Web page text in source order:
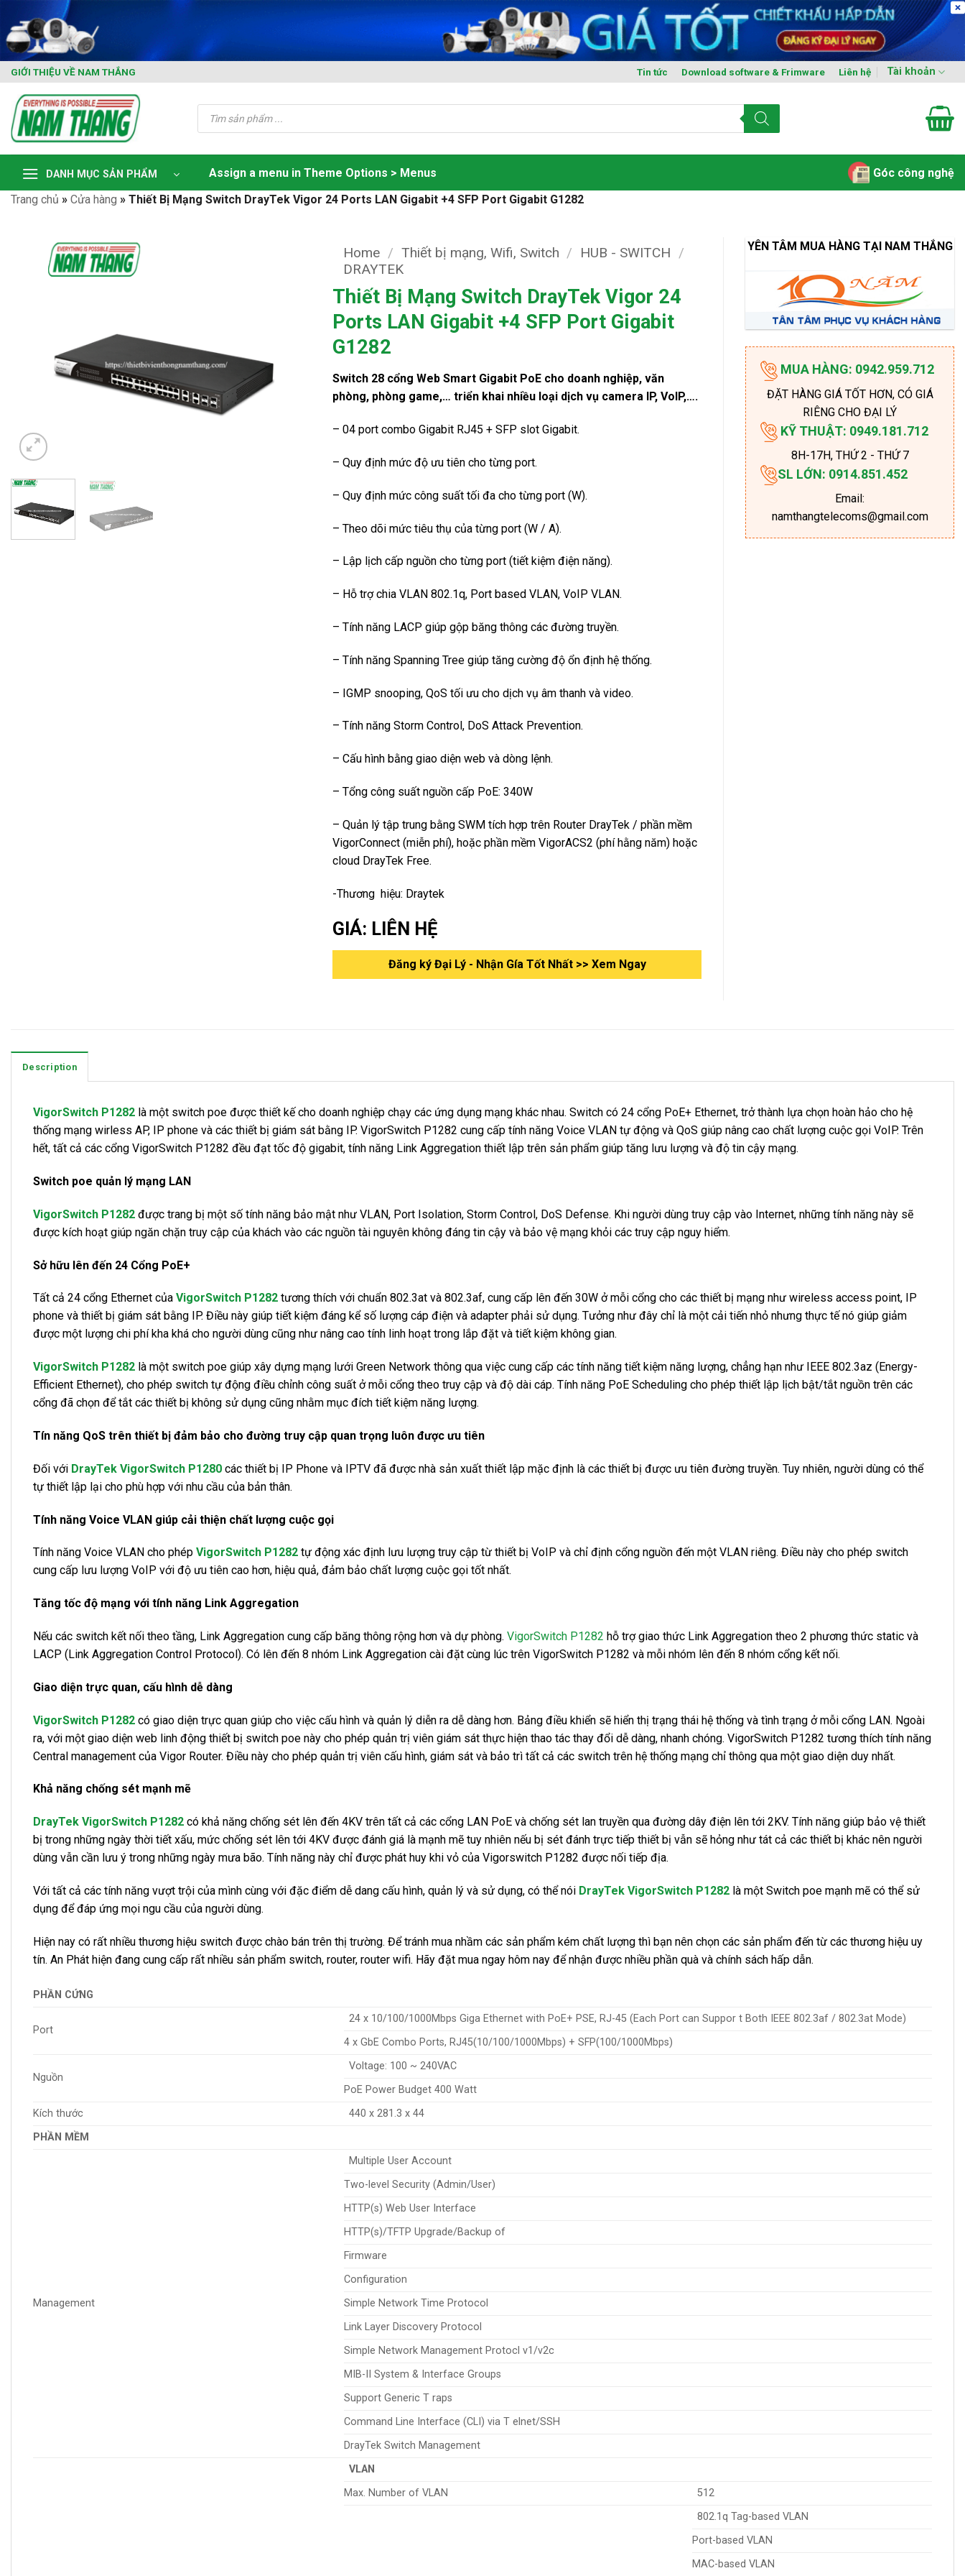
content
GIỚI THIỆU VỀ NAM THẮNG Tin tức Download software & Frimware Liên hệ Tài khoản
Tìm
kiếm
phẩm
DANH MỤC SẢN PHẨM Assign a menu in Theme Options > Menus
Góc công nghệ
Trang chủ » Cửa hàng » Thiết Bị Mạng Switch DrayTek Vigor 24 Ports LAN Gigabit +4 SFP Port Gigabit G1282
Home / Thiết bị mạng, Wifi, Switch / HUB - SWITCH /
DRAYTEK
Thiết Bị Mạng Switch DrayTek Vigor 24
Ports LAN Gigabit +4 SFP Port Gigabit
G1282
Switch 28 cổng Web Smart Gigabit PoE cho doanh nghiệp, văn
phòng, phòng game,… triển khai nhiều loại dịch vụ camera IP, VoIP,….
– 04 port combo Gigabit RJ45 + SFP slot Gigabit.
– Quy định mức độ ưu tiên cho từng port.
– Quy định mức công suất tối đa cho từng port (W).
– Theo dõi mức tiêu thụ của từng port (W / A).
– Lập lịch cấp nguồn cho từng port (tiết kiệm điện năng).
– Hỗ trợ chia VLAN 802.1q, Port based VLAN, VoIP VLAN.
– Tính năng LACP giúp gộp băng thông các đường truyền.
– Tính năng Spanning Tree giúp tăng cường độ ổn định hệ thống.
– IGMP snooping, QoS tối ưu cho dịch vụ âm thanh và video.
– Tính năng Storm Control, DoS Attack Prevention.
– Cấu hình bằng giao diện web và dòng lệnh.
– Tổng công suất nguồn cấp PoE: 340W
– Quản lý tập trung bằng SWM tích hợp trên Router DrayTek / phần mềm
VigorConnect (miễn phí), hoặc phần mềm VigorACS2 (phí hằng năm) hoặc
cloud DrayTek Free.
-Thương hiệu: Draytek
GIÁ: LIÊN HỆ
Đăng ký Đại Lý - Nhận Gía Tốt Nhất >> Xem Ngay
YÊN TÂM MUA HÀNG TẠI NAM THẮNG
MUA HÀNG: 0942.959.712
ĐẶT HÀNG GIÁ TỐT HƠN, CÓ GIÁ
RIÊNG CHO ĐẠI LÝ
KỸ THUẬT: 0949.181.712
8H-17H, THỨ 2 - THỨ 7
SL LỚN: 0914.851.452
Email:
namthangtelecoms@gmail.com
Description
VigorSwitch P1282 là một switch poe được thiết kế cho doanh nghiệp chạy các ứng dụng mạng khác nhau. Switch có 24 cổng PoE+ Ethernet, trở thành lựa chọn hoàn hảo cho hệ
thống mạng wirless AP, IP phone và các thiết bị giám sát bằng IP. VigorSwitch P1282 cung cấp tính năng Voice VLAN tự động và QoS giúp nâng cao chất lượng cuộc gọi VoIP. Trên
hết, tất cả các cổng VigorSwitch P1282 đều đạt tốc độ gigabit, tính năng Link Aggregation thiết lập trên sản phẩm giúp tăng lưu lượng và độ tin cậy mạng.
Switch poe quản lý mạng LAN
VigorSwitch P1282 được trang bị một số tính năng bảo mật như VLAN, Port Isolation, Storm Control, DoS Defense. Khi người dùng truy cập vào Internet, những tính năng này sẽ
được kích hoạt giúp ngăn chặn truy cập của khách vào các nguồn tài nguyên không đáng tin cậy và bảo vệ mạng khỏi các truy cập nguy hiểm.
Sở hữu lên đến 24 Cổng PoE+
Tất cả 24 cổng Ethernet của VigorSwitch P1282 tương thích với chuẩn 802.3at và 802.3af, cung cấp lên đến 30W ở mỗi cổng cho các thiết bị mạng như wireless access point, IP
phone và thiết bị giám sát bằng IP. Điều này giúp tiết kiệm đáng kể số lượng cáp điện và adapter phải sử dụng. Tưởng như đây chỉ là một cải tiến nhỏ nhưng thực tế nó giúp giảm
được một lượng chi phí kha khá cho người dùng cũng như nâng cao tính linh hoạt trong lắp đặt và tiết kiệm không gian.
VigorSwitch P1282 là một switch poe giúp xây dựng mạng lưới Green Network thông qua việc cung cấp các tính năng tiết kiệm năng lượng, chẳng hạn như IEEE 802.3az (Energy-
Efficient Ethernet), cho phép switch tự động điều chỉnh công suất ở mỗi cổng theo truy cập và độ dài cáp. Tính năng PoE Scheduling cho phép thiết lập lịch bật/tắt nguồn trên các
cổng đã chọn để tắt các thiết bị không sử dụng cũng nhằm mục đích tiết kiệm năng lượng.
Tín năng QoS trên thiết bị đảm bảo cho đường truy cập quan trọng luôn được ưu tiên
Đối với DrayTek VigorSwitch P1280 các thiết bị IP Phone và IPTV đã được nhà sản xuất thiết lập mặc định là các thiết bị được ưu tiên đường truyền. Tuy nhiên, người dùng có thể
tự thiết lập lại cho phù hợp với nhu cầu của bản thân.
Tính năng Voice VLAN giúp cải thiện chất lượng cuộc gọi
Tính năng Voice VLAN cho phép VigorSwitch P1282 tự động xác định lưu lượng truy cập từ thiết bị VoIP và chỉ định cổng nguồn đến một VLAN riêng. Điều này cho phép switch
cung cấp lưu lượng VoIP với độ ưu tiên cao hơn, hiệu quả, đảm bảo chất lượng cuộc gọi tốt nhất.
Tăng tốc độ mạng với tính năng Link Aggregation
Nếu các switch kết nối theo tầng, Link Aggregation cung cấp băng thông rộng hơn và dự phòng. VigorSwitch P1282 hỗ trợ giao thức Link Aggregation theo 2 phương thức static và
LACP (Link Aggregation Control Protocol). Có lên đến 8 nhóm Link Aggregation cài đặt cùng lúc trên VigorSwitch P1282 và mỗi nhóm lên đến 8 nhóm cổng kết nối.
Giao diện trực quan, cấu hình dễ dàng
VigorSwitch P1282 có giao diện trực quan giúp cho việc cấu hình và quản lý diễn ra dễ dàng hơn. Bảng điều khiển sẽ hiển thị trạng thái hệ thống và tình trạng ở mỗi cổng LAN. Ngoài
ra, với một giao diện web linh động thiết bị switch poe này cho phép quản trị viên giám sát thực hiện thao tác thay đổi dễ dàng, nhanh chóng. VigorSwitch P1282 tương thích tính năng
Central management của Vigor Router. Điều này cho phép quản trị viên cấu hình, giám sát và bảo trì tất cả các switch trên hệ thống mạng chỉ thông qua một giao diện duy nhất.
Khả năng chống sét mạnh mẽ
DrayTek VigorSwitch P1282 có khả năng chống sét lên đến 4KV trên tất cả các cổng LAN PoE và chống sét lan truyền qua đường dây điện lên tới 2KV. Tính năng giúp bảo vệ thiết
bị trong những ngày thời tiết xấu, mức chống sét lên tới 4KV được đánh giá là mạnh mẽ tuy nhiên nếu bị sét đánh trực tiếp thiết bị vẫn sẽ hỏng như tát cả các thiết bị khác nên người
dùng vẫn cần lưu ý trong những ngày mưa bão. Tính năng này chỉ được phát huy khi vỏ của Vigorswitch P1282 được nối tiếp địa.
Với tất cả các tính năng vượt trội của mình cùng với đặc điểm dễ dang cấu hình, quản lý và sử dụng, có thể nói DrayTek VigorSwitch P1282 là một Switch poe mạnh mẽ có thể sử
dụng để đáp ứng mọi ngu cầu của người dùng.
Hiện nay có rất nhiều thương hiệu switch được chào bán trên thị trường. Để tránh mua nhầm các sản phẩm kém chất lượng thì bạn nên chọn các sản phẩm đến từ các thương hiệu uy
tín. An Phát hiện đang cung cấp rất nhiều sản phẩm switch, router, router wifi. Hãy đặt mua ngay hôm nay để nhận được nhiều phần quà và chính sách hấp dẫn.
PHẦN CỨNG
Port
24 x 10/100/1000Mbps Giga Ethernet with PoE+ PSE, RJ-45 (Each Port can Suppor t Both IEEE 802.3af / 802.3at Mode)
4 x GbE Combo Ports, RJ45(10/100/1000Mbps) + SFP(100/1000Mbps)
Nguồn
Voltage: 100 ~ 240VAC
PoE Power Budget 400 Watt
Kích thước
440 x 281.3 x 44
PHẦN MỀM
Management
Multiple User Account
Two-level Security (Admin/User)
HTTP(s) Web User Interface
HTTP(s)/TFTP Upgrade/Backup of
Firmware
Configuration
Simple Network Time Protocol
Link Layer Discovery Protocol
Simple Network Management Protocl v1/v2c
MIB-II System & Interface Groups
Support Generic T raps
Command Line Interface (CLI) via T elnet/SSH
DrayTek Switch Management
VLAN
Max. Number of VLAN
512
802.1q Tag-based VLAN
Port-based VLAN
MAC-based VLAN